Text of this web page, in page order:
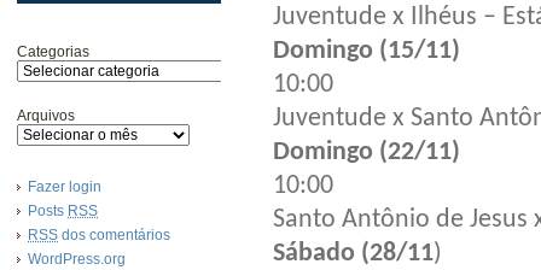
Categorias
Arquivos
Fazer login
Posts RSS
RSS dos comentários
WordPress.org
Juventude x Ilhéus –
Domingo (15/11)
10:00
Juventude x Santo
Domingo (22/11)
10:00
Santo Antônio de Jesus
Sábado (28/11)